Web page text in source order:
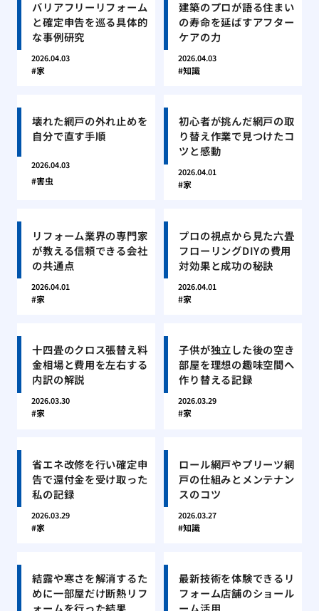
バリアフリーリフォーム
と確定申告を巡る具体的
な事例研究
2026.04.03
家
建築のプロが語る住まい
の寿命を延ばすアフター
ケアの力
2026.04.03
知識
壊れた網戸の外れ止めを
自分で直す手順
2026.04.03
害虫
初心者が挑んだ網戸の取
り替え作業で見つけたコ
ツと感動
2026.04.01
家
リフォーム業界の専門家
が教える信頼できる会社
の共通点
2026.04.01
家
プロの視点から見た六畳
フローリングDIYの費用
対効果と成功の秘訣
2026.04.01
家
十四畳のクロス張替え料
金相場と費用を左右する
内訳の解説
2026.03.30
家
子供が独立した後の空き
部屋を理想の趣味空間へ
作り替える記録
2026.03.29
家
省エネ改修を行い確定申
告で還付金を受け取った
私の記録
2026.03.29
家
ロール網戸やプリーツ網
戸の仕組みとメンテナン
スのコツ
2026.03.27
知識
結露や寒さを解消するた
めに一部屋だけ断熱リフ
最新技術を体験できるリ
フォーム店舗のショール